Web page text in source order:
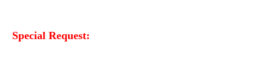
Special Request: